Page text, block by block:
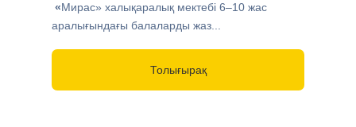
«Мирас» халықаралық мектебі 6–10 жас
аралығындағы балаларды жаз...
Толығырақ